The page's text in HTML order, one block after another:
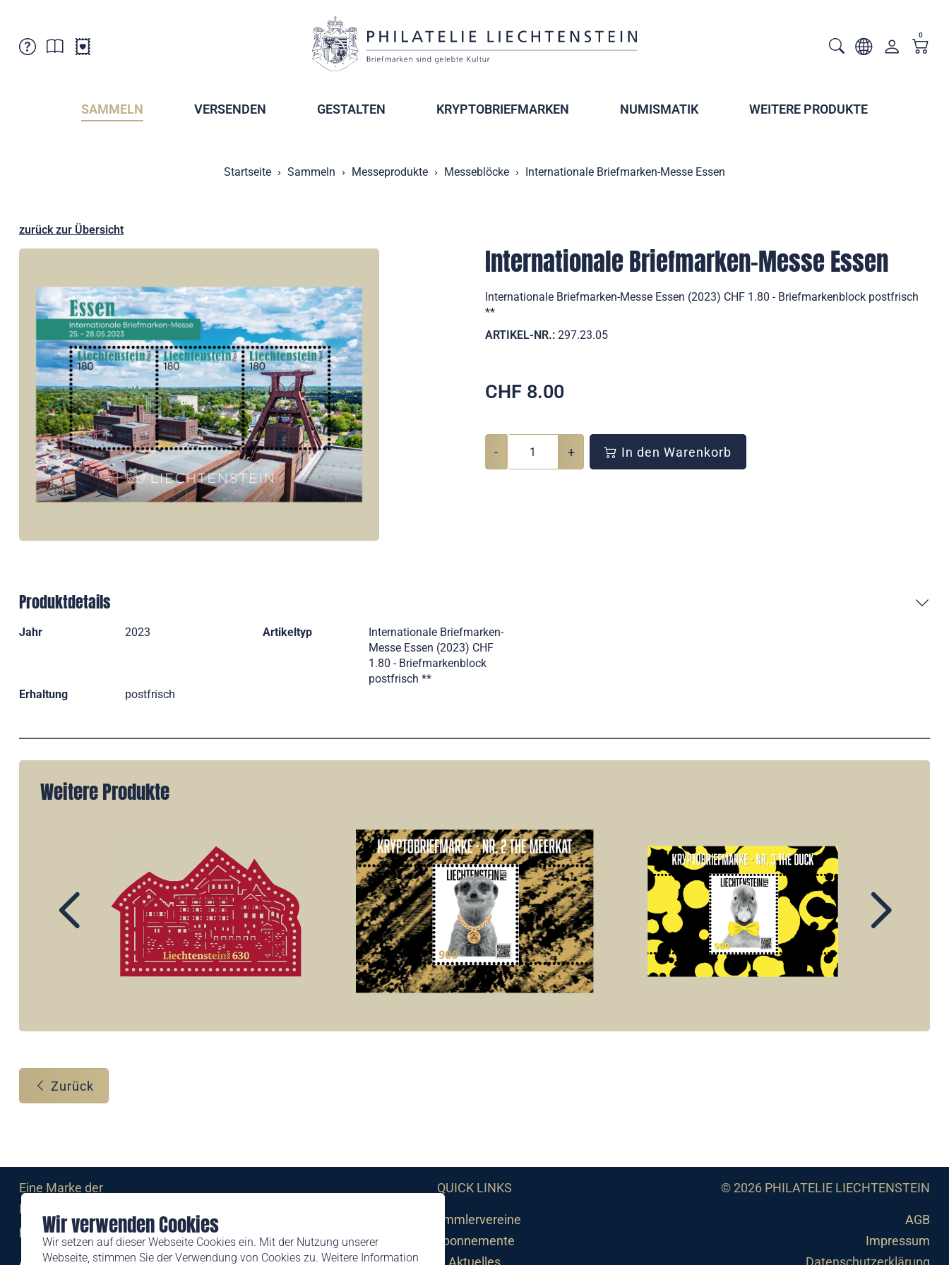
Wir verwenden Cookies
Wir setzen auf dieser Webseite Cookies ein. Mit der Nutzung unserer
Webseite, stimmen Sie der Verwendung von Cookies zu. Weitere Information
Verkaufsstellen
Postcrossing
Abonnemente
0
SAMMELN VERSENDEN GESTALTEN KRYPTOBRIEFMARKEN NUMISMATIK WEITERE PRODUKTE
Startseite Sammeln Messeprodukte Messeblöcke Internationale Briefmarken-Messe Essen
zurück zur Übersicht
Internationale Briefmarken-Messe Essen
Internationale Briefmarken-Messe Essen (2023) CHF 1.80 - Briefmarkenblock postfrisch
**
ARTIKEL-NR.: 297.23.05
CHF 8.00
- + In den Warenkorb
Produktdetails
Jahr 2023 Artikeltyp
Internationale Briefmarken-
Messe Essen (2023) CHF
1.80 - Briefmarkenblock
postfrisch **
Erhaltung
postfrisch
Weitere Produkte
Zurück
Eine Marke der
Liechtensteinischen Post AG
post.li
Alte Zollstrasse 11
QUICK LINKS
Sammlervereine
Abonnemente
Aktuelles
© 2026 PHILATELIE LIECHTENSTEIN
AGB
Impressum
Datenschutzerklärung